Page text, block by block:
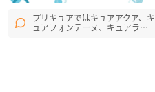
プリキュアではキュアアクア、
ュアフォンテーヌ、キュアラ…